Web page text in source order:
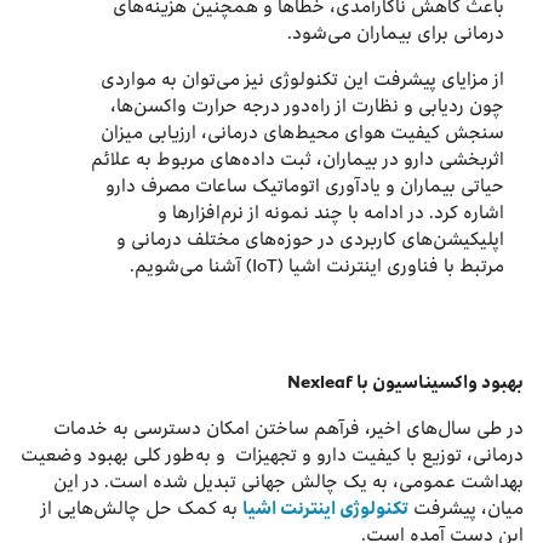
باعث کاهش ناکارآمدی، خطاها و همچنین هزینه‌های
درمانی برای بیماران می‌شود.
از مزایای پیشرفت این تکنولوژی نیز می‌توان به مواردی
چون ردیابی و نظارت از راه‌دور درجه حرارت واکسن‌ها،
سنجش کیفیت هوای محیط‌های درمانی، ارزیابی میزان
اثربخشی دارو در بیماران، ثبت داده‌های مربوط به علائم
حیاتی بیماران و یادآوری اتوماتیک ساعات مصرف دارو
اشاره کرد. در ادامه با چند نمونه‌ از نرم‌افزارها و
اپلیکیشن‌های کاربردی در حوزه‌های مختلف درمانی و
مرتبط با فناوری اینترنت اشیا (IoT) آشنا می‌شویم.
بهبود واکسیناسیون با Nexleaf
در طی سال‌های اخیر، فرآهم ساختن امکان دسترسی به خدمات
درمانی، توزیع با کیفیت دارو و تجهیزات و به‌طور کلی بهبود وضعیت
بهداشت عمومی، به یک چالش‌ جهانی تبدیل شده است. در این
میان، پیشرفت تکنولوژی اینترنت اشیا به کمک حل چالش‌هایی از
این دست آمده است.